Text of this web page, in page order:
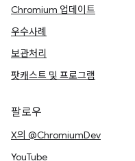
Chromium 업데이트
우수사례
보관처리
팟캐스트 및 프로그램
팔로우
X의 @ChromiumDev
YouTube